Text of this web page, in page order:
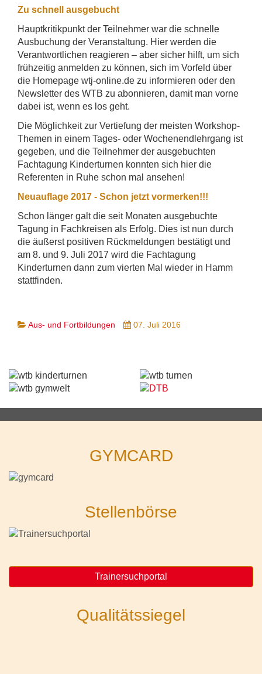
Zu schnell ausgebucht
Hauptkritikpunkt der Teilnehmer war die schnelle
Ausbuchung der Veranstaltung. Hier werden die
Verantwortlichen reagieren – aber sicher hilft, um sich
frühzeitig anmelden zu können, sich im Vorfeld über
die Homepage wtj-online.de zu informieren oder den
Newsletter des WTB zu abonnieren, damit man vorne
dabei ist, wenn es los geht.
Die Möglichkeit zur Vertiefung der meisten Workshop-
Themen in einem Tages- oder Wochenendlehrgang ist
gegeben, und die Teilnehmer der ausgebuchten
Fachtagung Kinderturnen konnten sich hier die
Referenten in Ruhe schon mal ansehen!
Neuauflage 2017 - Schon jetzt vormerken!!!
Schon länger galt die seit Monaten ausgebuchte
Tagung in Fachkreisen als Erfolg. Dies ist nun durch
die äußerst positiven Rückmeldungen bestätigt und
am 8. und 9. Juli 2017 wird die Fachtagung
Kinderturnen dann zum vierten Mal wieder in Hamm
stattfinden.
Aus- und Fortbildungen 07. Juli 2016
GYMCARD
Stellenbörse
Trainersuchportal
Qualitätssiegel